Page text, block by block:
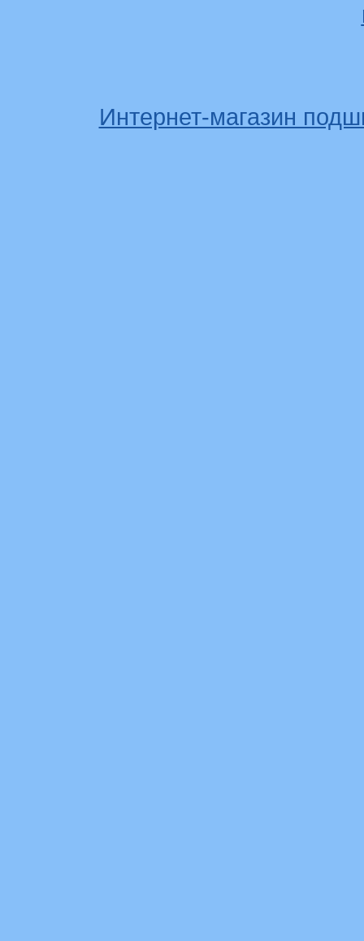
Интернет-магазин